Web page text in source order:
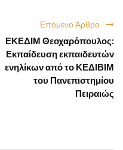
Επόμενο Άρθρο
ΕΚΕΔΙΜ Θεοχαρόπουλος:
Εκπαίδευση εκπαιδευτών
ενηλίκων από το ΚΕΔΙΒΙΜ
του Πανεπιστημίου
Πειραιώς